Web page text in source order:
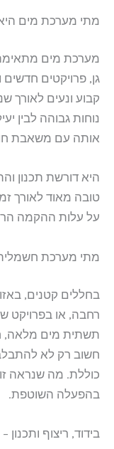
מתי מערכת מים
מערכת מים מתאימה
גן, פרויקטים
קבוע ונעים לאורך
נוחות גבוהה לבין
אותה עם משאבת
היא דורשת תכנון
טובה מאוד לאורך
על עלות ההקמה
מתי מערכת
בחללים קטנים,
רחבה, או בפרויקט
תשתית מים מלאה,
חשוב רק לא
כוללת. מה שנראה
בהפעלה השוטפת.
בידוד, ריצוף